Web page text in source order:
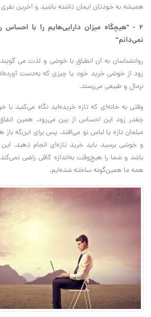
همیشه به خودتان ایمان داشته باشید و آخرین
۲ - "هیچگاه میزان دارایی‌هایم را با
نمی‌دانم"
روانشناسان به آن انطباق با خوشی و لذت می
زود از خوشی خرید خود یا چیزی که به‌دست
نرمال و طبیعی می‌رسند.
وقتی به خانه‌ای که تازه خریده‌اید نگاه می‌کنید
چقدر زود این احساس از بین می‌رود. همین
مبلمان تازه یا لباس نو می‌افتد. پس برای این‌که
و خوشی برسید باید خرید تازه‌ای انجام دهید. این
باشد و شما را هیچ‌وقت به‌اندازه کافی راضی
همه ما همین‌گونه ساخته شده‌ایم.